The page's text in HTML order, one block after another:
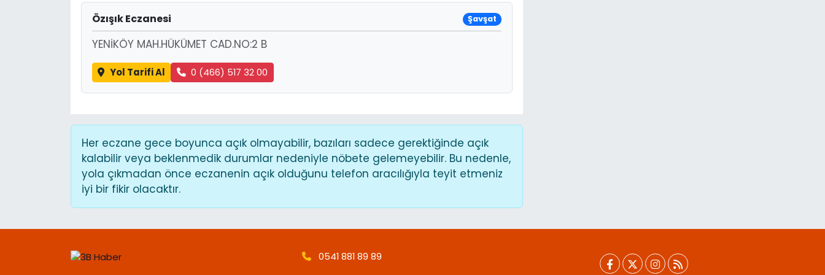
Özışık Eczanesi Şavşat
YENİKÖY MAH.HÜKÜMET CAD.NO:2 B
Yol Tarifi Al 0 (466) 517 32 00
Her eczane gece boyunca açık olmayabilir, bazıları sadece gerektiğinde açık
kalabilir veya beklenmedik durumlar nedeniyle nöbete gelemeyebilir. Bu nedenle,
yola çıkmadan önce eczanenin açık olduğunu telefon aracılığıyla teyit etmeniz
iyi bir fikir olacaktır.
0541 881 89 89